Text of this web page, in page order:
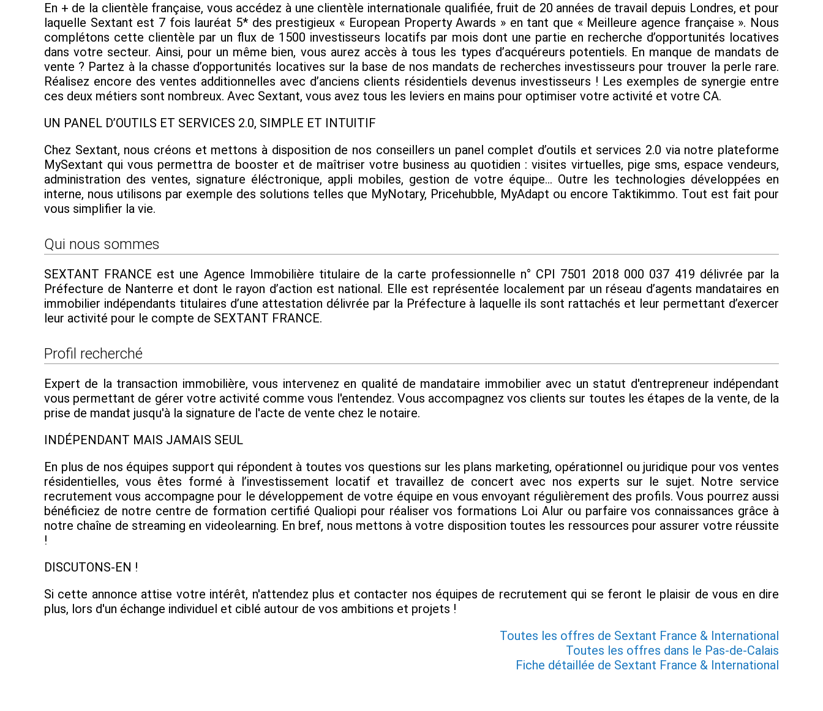
En + de la clientèle française, vous accédez à une clientèle internationale qualifiée, fruit de 20 années de travail depuis Londres, et pour
laquelle Sextant est 7 fois lauréat 5* des prestigieux « European Property Awards » en tant que « Meilleure agence française ». Nous
complétons cette clientèle par un flux de 1500 investisseurs locatifs par mois dont une partie en recherche d’opportunités locatives
dans votre secteur. Ainsi, pour un même bien, vous aurez accès à tous les types d’acquéreurs potentiels. En manque de mandats de
vente ? Partez à la chasse d’opportunités locatives sur la base de nos mandats de recherches investisseurs pour trouver la perle rare.
Réalisez encore des ventes additionnelles avec d’anciens clients résidentiels devenus investisseurs ! Les exemples de synergie entre
ces deux métiers sont nombreux. Avec Sextant, vous avez tous les leviers en mains pour optimiser votre activité et votre CA.
UN PANEL D’OUTILS ET SERVICES 2.0, SIMPLE ET INTUITIF
Chez Sextant, nous créons et mettons à disposition de nos conseillers un panel complet d’outils et services 2.0 via notre plateforme
MySextant qui vous permettra de booster et de maîtriser votre business au quotidien : visites virtuelles, pige sms, espace vendeurs,
administration des ventes, signature éléctronique, appli mobiles, gestion de votre équipe... Outre les technologies développées en
interne, nous utilisons par exemple des solutions telles que MyNotary, Pricehubble, MyAdapt ou encore Taktikimmo. Tout est fait pour
vous simplifier la vie.
Qui nous sommes
SEXTANT FRANCE est une Agence Immobilière titulaire de la carte professionnelle n° CPI 7501 2018 000 037 419 délivrée par la
Préfecture de Nanterre et dont le rayon d’action est national. Elle est représentée localement par un réseau d’agents mandataires en
immobilier indépendants titulaires d’une attestation délivrée par la Préfecture à laquelle ils sont rattachés et leur permettant d’exercer
leur activité pour le compte de SEXTANT FRANCE.
Profil recherché
Expert de la transaction immobilière, vous intervenez en qualité de mandataire immobilier avec un statut d'entrepreneur indépendant
vous permettant de gérer votre activité comme vous l'entendez. Vous accompagnez vos clients sur toutes les étapes de la vente, de la
prise de mandat jusqu'à la signature de l'acte de vente chez le notaire.
INDÉPENDANT MAIS JAMAIS SEUL
En plus de nos équipes support qui répondent à toutes vos questions sur les plans marketing, opérationnel ou juridique pour vos ventes
résidentielles, vous êtes formé à l’investissement locatif et travaillez de concert avec nos experts sur le sujet. Notre service
recrutement vous accompagne pour le développement de votre équipe en vous envoyant régulièrement des profils. Vous pourrez aussi
bénéficiez de notre centre de formation certifié Qualiopi pour réaliser vos formations Loi Alur ou parfaire vos connaissances grâce à
notre chaîne de streaming en videolearning. En bref, nous mettons à votre disposition toutes les ressources pour assurer votre réussite
!
DISCUTONS-EN !
Si cette annonce attise votre intérêt, n'attendez plus et contacter nos équipes de recrutement qui se feront le plaisir de vous en dire
plus, lors d'un échange individuel et ciblé autour de vos ambitions et projets !
Toutes les offres de Sextant France & International
Toutes les offres dans le Pas-de-Calais
Fiche détaillée de Sextant France & International